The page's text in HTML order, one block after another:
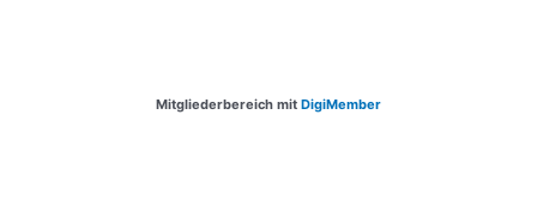
Mitgliederbereich mit DigiMember